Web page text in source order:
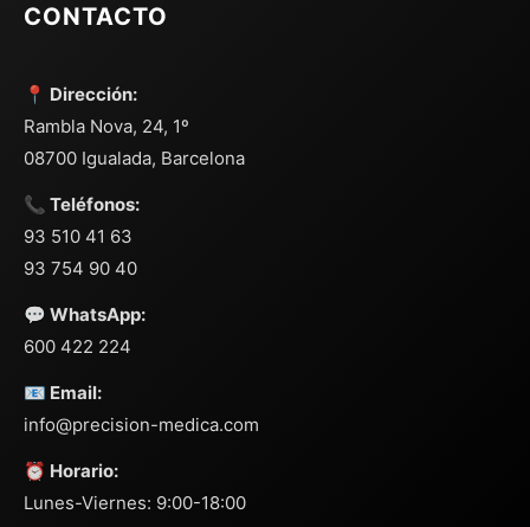
CONTACTO
📍 Dirección:
Rambla Nova, 24, 1º
08700 Igualada, Barcelona
📞 Teléfonos:
93 510 41 63
93 754 90 40
💬 WhatsApp:
600 422 224
📧 Email:
info@precision-medica.com
⏰ Horario:
Lunes-Viernes: 9:00-18:00